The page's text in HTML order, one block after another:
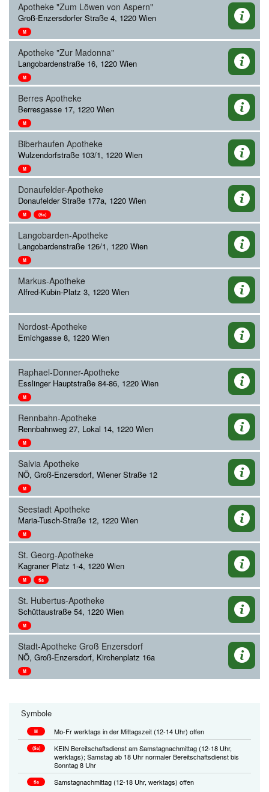
Apotheke "Zum Löwen von Aspern"
Groß-Enzersdorfer Straße 4, 1220 Wien
M
Apotheke "Zur Madonna"
Langobardenstraße 16, 1220 Wien
M
Berres Apotheke
Berresgasse 17, 1220 Wien
M
Biberhaufen Apotheke
Wulzendorfstraße 103/1, 1220 Wien
M
Donaufelder-Apotheke
Donaufelder Straße 177a, 1220 Wien
M (Sa)
Langobarden-Apotheke
Langobardenstraße 126/1, 1220 Wien
M
Markus-Apotheke
Alfred-Kubin-Platz 3, 1220 Wien
Nordost-Apotheke
Emichgasse 8, 1220 Wien
Raphael-Donner-Apotheke
Esslinger Hauptstraße 84-86, 1220 Wien
M
Rennbahn-Apotheke
Rennbahnweg 27, Lokal 14, 1220 Wien
M
Salvia Apotheke
NÖ, Groß-Enzersdorf, Wiener Straße 12
M
Seestadt Apotheke
Maria-Tusch-Straße 12, 1220 Wien
M
St. Georg-Apotheke
Kagraner Platz 1-4, 1220 Wien
M Sa
St. Hubertus-Apotheke
Schüttaustraße 54, 1220 Wien
M
Stadt-Apotheke Groß Enzersdorf
NÖ, Groß-Enzersdorf, Kirchenplatz 16a
M
Symbole
M Mo-Fr werktags in der Mittagszeit (12-14 Uhr) offen
(Sa)
KEIN Bereitschaftsdienst am Samstagnachmittag (12-18 Uhr,
werktags); Samstag ab 18 Uhr normaler Bereitschaftsdienst bis
Sonntag 8 Uhr
Sa Samstagnachmittag (12-18 Uhr, werktags) offen